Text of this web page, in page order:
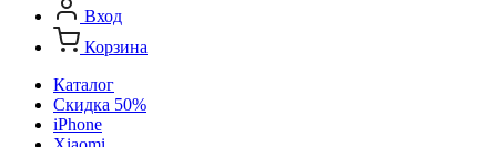
Вход
Корзина
Каталог
Скидка 50%
iPhone